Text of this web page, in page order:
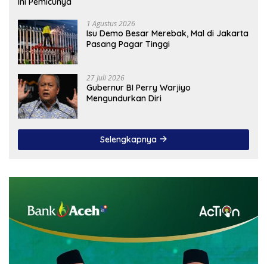
1 Agustus 2026
Isu Demo Besar Merebak, Mal di Jakarta
Pasang Pagar Tinggi
27 Juli 2026
Gubernur BI Perry Warjiyo
Mengundurkan Diri
Selengkapnya